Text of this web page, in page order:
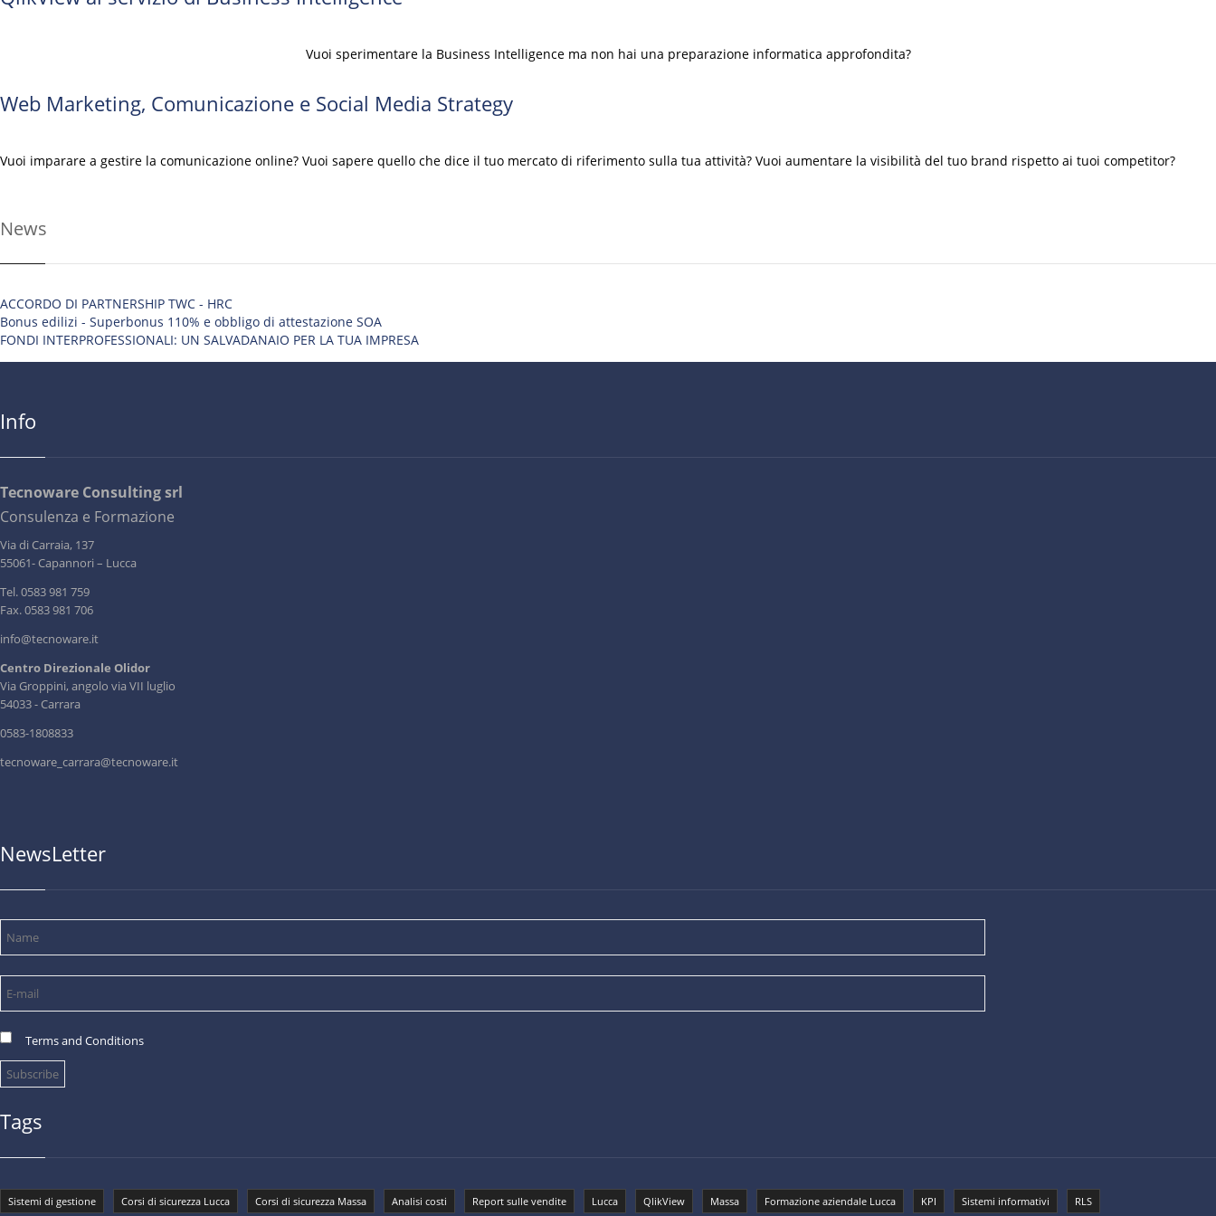
Vuoi sperimentare la Business Intelligence ma non hai una preparazione informatica approfondita?
Web Marketing, Comunicazione e Social Media Strategy
Vuoi imparare a gestire la comunicazione online? Vuoi sapere quello che dice il tuo mercato di riferimento sulla tua attività? Vuoi aumentare la visibilità del tuo brand rispetto ai tuoi competitor?
News
ACCORDO DI PARTNERSHIP TWC - HRC
Bonus edilizi - Superbonus 110% e obbligo di attestazione SOA
FONDI INTERPROFESSIONALI: UN SALVADANAIO PER LA TUA IMPRESA
Info
Tecnoware Consulting srl
Consulenza e Formazione
Via di Carraia, 137
55061- Capannori – Lucca
Tel. 0583 981 759
Fax. 0583 981 706
info@tecnoware.it
Centro Direzionale Olidor
Via Groppini, angolo via VII luglio
54033 - Carrara
0583-1808833
tecnoware_carrara@tecnoware.it
NewsLetter
Terms and Conditions
Tags
Sistemi di gestione Corsi di sicurezza Lucca Corsi di sicurezza Massa Analisi costi Report sulle vendite Lucca QlikView Massa Formazione aziendale Lucca KPI Sistemi informativi RLS